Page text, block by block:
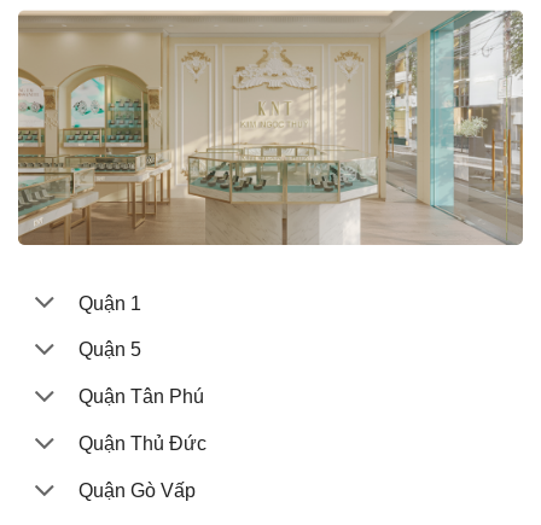
Quận 1
Quận 5
Quận Tân Phú
Quận Thủ Đức
Quận Gò Vấp